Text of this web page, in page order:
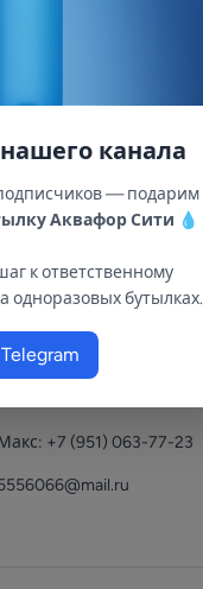
(951) 063-77-23
+7 (951) 063-77-23
канала
— подарим
Аквафор Сити 💧
к ответственному
одноразовых бутылках.